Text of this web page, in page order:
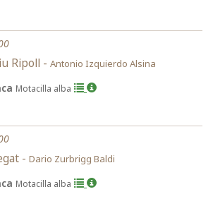
Ripoll - Antonio Izquierdo Alsina
Motacilla alba
- Dario Zurbrigg Baldi
Motacilla alba